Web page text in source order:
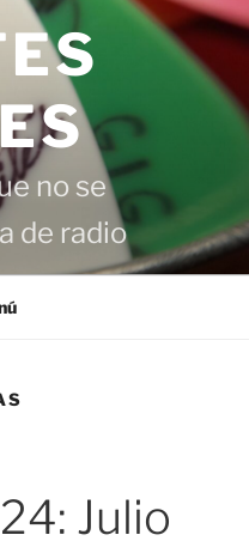
no se
de radio
Julio